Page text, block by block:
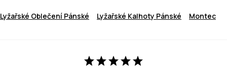
Lyžařské Oblečení Pánské Lyžařské Kalhoty Pánské Montec